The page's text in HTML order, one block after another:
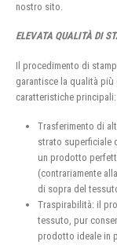
nostro sito.
ELEVATA QUALITÀ DI
Il procedimento di
garantisce la qualità più
caratteristiche principali:
Trasferimento di
strato superficiale
un prodotto
(contrariamente
di sopra del
Traspirabilità: il
tessuto, pur
prodotto ideale in